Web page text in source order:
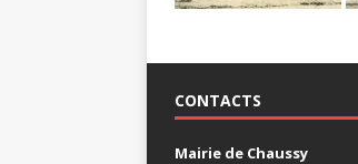
CONTACTS
Mairie de Chaussy